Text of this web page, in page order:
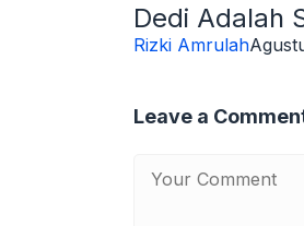
Dedi Adalah
Rizki Amrulah
Leave a